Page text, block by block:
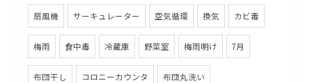
扇風機 サーキュレーター 空気循環 換気 カビ毒
梅雨 食中毒 冷蔵庫 野菜室 梅雨明け 7月
布団干し コロニーカウンタ 布団丸洗い